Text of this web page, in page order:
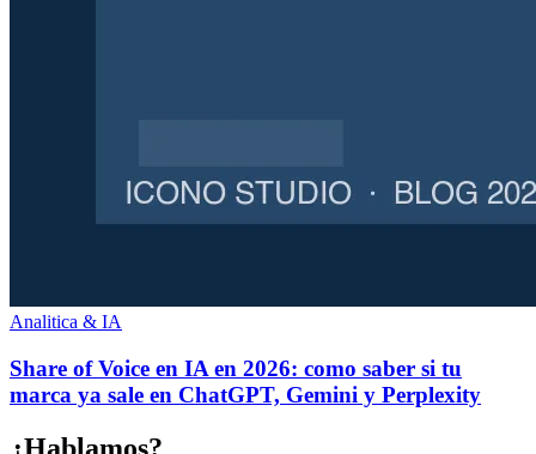
Analitica & IA
Share of Voice en IA en 2026: como saber si tu
marca ya sale en ChatGPT, Gemini y Perplexity